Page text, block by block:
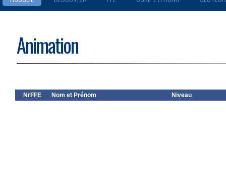
Animation
NrFFE Nom et Prénom Niveau